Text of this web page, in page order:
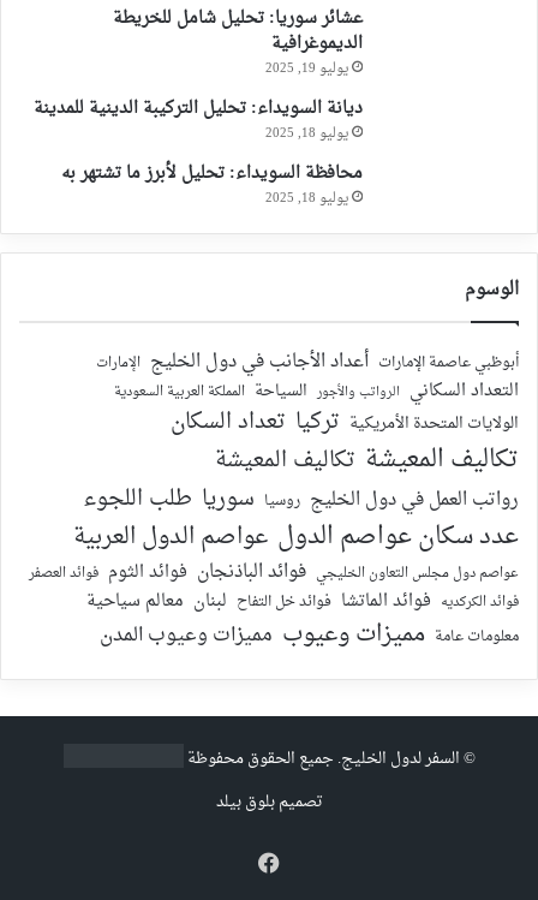
عشائر سوريا: تحليل شامل للخريطة
الديموغرافية
يوليو 19, 2025
ديانة السويداء: تحليل التركيبة الدينية للمدينة
يوليو 18, 2025
محافظة السويداء: تحليل لأبرز ما تشتهر به
يوليو 18, 2025
الوسوم
أبوظبي عاصمة الإمارات أعداد الأجانب في دول الخليج الإمارات
التعداد السكاني الرواتب والأجور السياحة المملكة العربية السعودية
الولايات المتحدة الأمريكية تركيا تعداد السكان
تكاليف المعيشة تكاليف المعيشة
رواتب العمل في دول الخليج روسيا سوريا طلب اللجوء
عدد سكان عواصم الدول عواصم الدول العربية
عواصم دول مجلس التعاون الخليجي فوائد الباذنجان فوائد الثوم فوائد العصفر
فوائد الكركديه فوائد الماتشا فوائد خل التفاح لبنان معالم سياحية
معلومات عامة مميزات وعيوب مميزات وعيوب المدن
©السفر لدول الخليج. جميع الحقوق محفوظة
تصميمبلوق بيلد
فيسبوك